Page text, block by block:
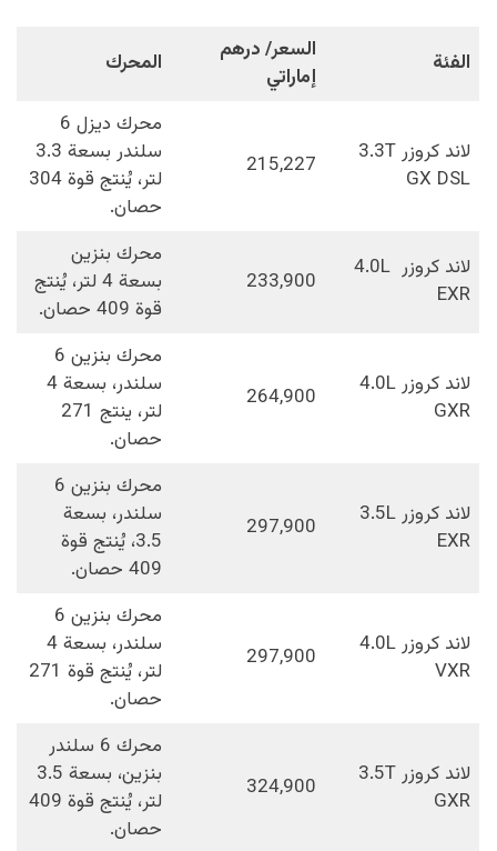
الفئة
السعر/ درهم
إماراتي
المحرك
لاند كروزر 3.3T
GX DSL
215,227
محرك ديزل 6
سلندر بسعة 3.3
لتر، يُنتج قوة 304
حصان.
لاند كروزر 4.0L
EXR
233,900
محرك بنزين
بسعة 4 لتر، يُنتج
قوة 409 حصان.
لاند كروزر 4.0L
GXR
264,900
محرك بنزين 6
سلندر، بسعة 4
لتر، ينتج 271
حصان.
لاند كروزر 3.5L
EXR
297,900
محرك بنزين 6
سلندر، بسعة
3.5، يُنتج قوة
409 حصان.
لاند كروزر 4.0L
VXR
297,900
محرك بنزين 6
سلندر، بسعة 4
لتر، يُنتج قوة 271
حصان.
لاند كروزر 3.5T
GXR
324,900
محرك 6 سلندر
بنزين، بسعة 3.5
لتر، يُنتج قوة 409
حصان.